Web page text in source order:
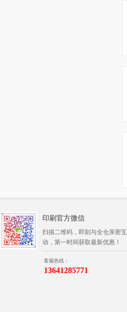
印刷官方微信
扫描二维码，即刻与全仓亲密互
动，第一时间获取最新优惠！
客服热线：
13641285771